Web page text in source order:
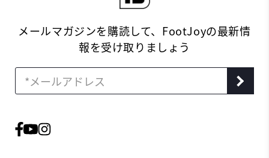
メールマガジンを購読して、FootJoyの最新情
報を受け取りましょう